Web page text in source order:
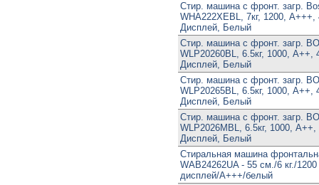
Стир. машина с фронт. загр.
WHA222XEBL, 7кг, 1200, A+++,
Дисплей, Белый
Стир. машина с фронт. загр.
WLP20260BL, 6.5кг, 1000, A++,
Дисплей, Белый
Стир. машина с фронт. загр.
WLP20265BL, 6.5кг, 1000, A++,
Дисплей, Белый
Стир. машина с фронт. загр.
WLP2026MBL, 6.5кг, 1000,
Дисплей, Белый
Стиральная машина
WAB24262UA - 55 см./6 кг./
дисплей/A+++/белый